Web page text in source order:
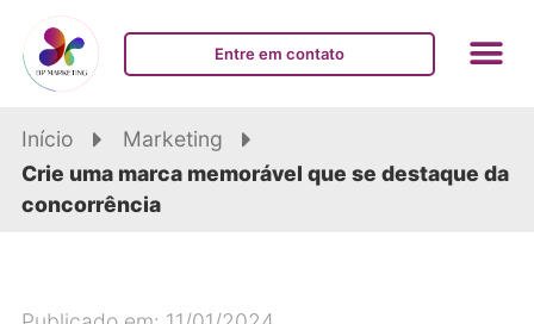
Entre em contato
Início
Marketing
Crie uma marca memorável que se destaque da
concorrência